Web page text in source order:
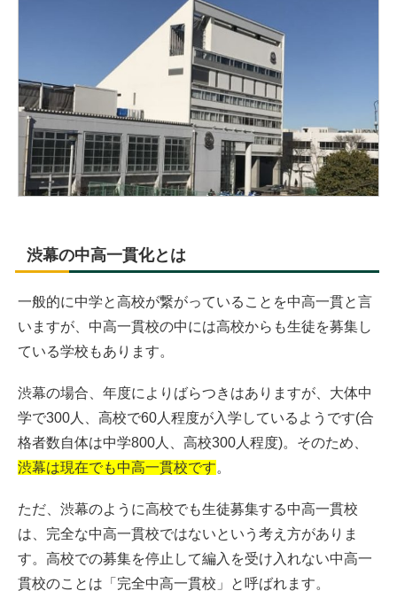
渋幕の中高一貫化とは
一般的に中学と高校が繋がっていることを中高一貫と言
いますが、中高一貫校の中には高校からも生徒を募集し
ている学校もあります。
渋幕の場合、年度によりばらつきはありますが、大体中
学で300人、高校で60人程度が入学しているようです(合
格者数自体は中学800人、高校300人程度)。そのため、
渋幕は現在でも中高一貫校です。
ただ、渋幕のように高校でも生徒募集する中高一貫校
は、完全な中高一貫校ではないという考え方がありま
す。高校での募集を停止して編入を受け入れない中高一
貫校のことは「完全中高一貫校」と呼ばれます。